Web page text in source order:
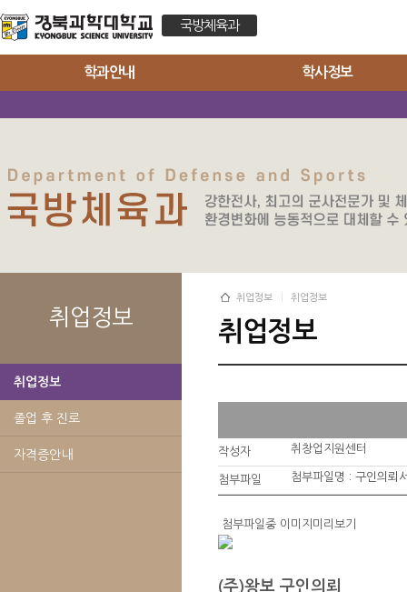
국방체육과
학과안내 학사정보
취업정보
취업정보
졸업 후 진로
자격증안내
취업정보 취업정보
취업정보
작성자 취창업지원센터
첨부파일 첨부파일명 : 구인의뢰
첨부파일중 이미지미리보기
(주)왕보 구인의뢰